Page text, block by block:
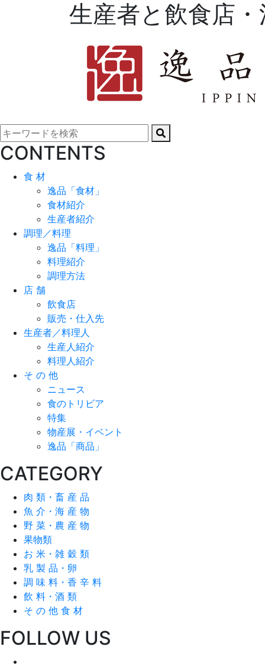
生産者と飲食店
CONTENTS
食 材
逸品「食材」
食材紹介
生産者紹介
調理／料理
逸品「料理」
料理紹介
調理方法
店 舗
飲食店
販売・仕入先
生産者／料理人
生産人紹介
料理人紹介
そ の 他
ニュース
食のトリビア
特集
物産展・イベント
逸品「商品」
CATEGORY
肉 類・畜 産 品
魚 介・海 産 物
野 菜・農 産 物
果物類
お 米・雑 穀 類
乳 製 品・卵
調 味 料・香 辛 料
飲 料・酒 類
そ の 他 食 材
FOLLOW US